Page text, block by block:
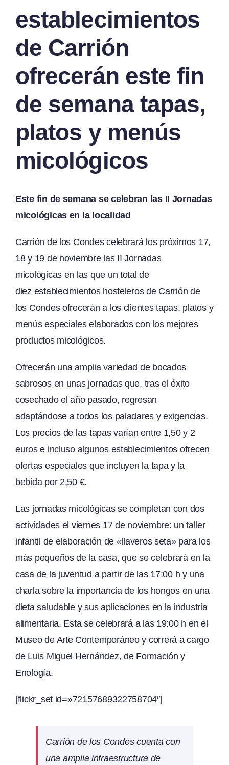
establecimientos
de Carrión
ofrecerán este fin
de semana tapas,
platos y menús
micológicos
Este fin de semana se celebran las II Jornadas
micológicas en la localidad
Carrión de los Condes celebrará los próximos 17,
18 y 19 de noviembre las II Jornadas
micológicas en las que un total de
diez establecimientos hosteleros de Carrión de
los Condes ofrecerán a los clientes tapas, platos y
menús especiales elaborados con los mejores
productos micológicos.
Ofrecerán una amplia variedad de bocados
sabrosos en unas jornadas que, tras el éxito
cosechado el año pasado, regresan
adaptándose a todos los paladares y exigencias.
Los precios de las tapas varían entre 1,50 y 2
euros e incluso algunos establecimientos ofrecen
ofertas especiales que incluyen la tapa y la
bebida por 2,50 €.
Las jornadas micológicas se completan con dos
actividades el viernes 17 de noviembre: un taller
infantil de elaboración de «llaveros seta» para los
más pequeños de la casa, que se celebrará en la
casa de la juventud a partir de las 17:00 h y una
charla sobre la importancia de los hongos en una
dieta saludable y sus aplicaciones en la industria
alimentaria. Esta se celebrará a las 19:00 h en el
Museo de Arte Contemporáneo y correrá a cargo
de Luis Miguel Hernández, de Formación y
Enología.
[flickr_set id=»72157689322758704″]
Carrión de los Condes cuenta con
una amplia infraestructura de